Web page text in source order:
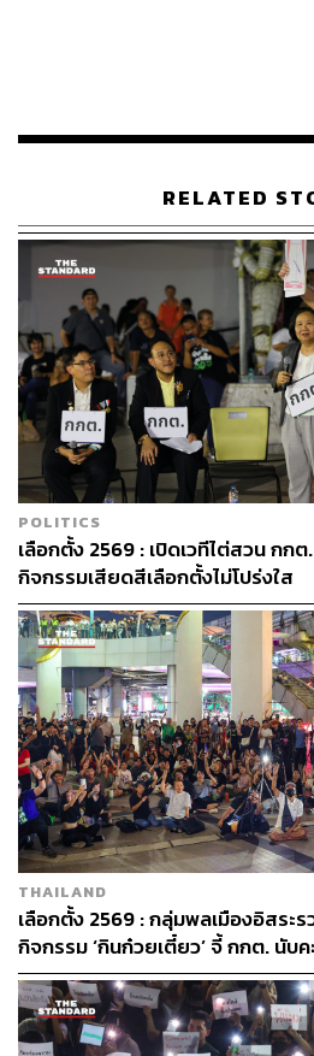
หลายคนอาจคิดว่าเนื้อหาของนิทร
ทีมศิลปินออกแบบพื้นที่ได้เปิดโล่งแ
พอตัว เชื่อว่าทุกคนจะเดินชมและฟัง
เพลิดเพลินจนลืมตัวแน่ๆ
เริ่มตั้งแต่การออกแบบทางเดินด้ว
เข้าไปในอีกสถานที่หนึ่ง ซึ่งเบื้องหลั
ทรงโค้งราวกับภูเขาจะมีเสียงแว่วๆ
เงี่ยหูฟังด้วย รวมถึงไฟกลางห้องที่เ
บรรยากาศดูมีชีวิตชีวาอยู่ตลอดเวลา
RELATED
POLITICS
เลือกตั้ง 2569 : เปิดเวทีไต่สวน กก
กิจกรรมเสียดสีเลือกตั้งไม่โปร่งใส
THAILAND
เลือกตั้ง 2569 : กลุ่มพลเมืองอิสระ
กิจกรรม ‘กินก๋วยเตี๋ยว’ จี้ กกต. นับ
ชี้ปมบาร์โค้ดบนบัตรเลือกตั้งละเมิด